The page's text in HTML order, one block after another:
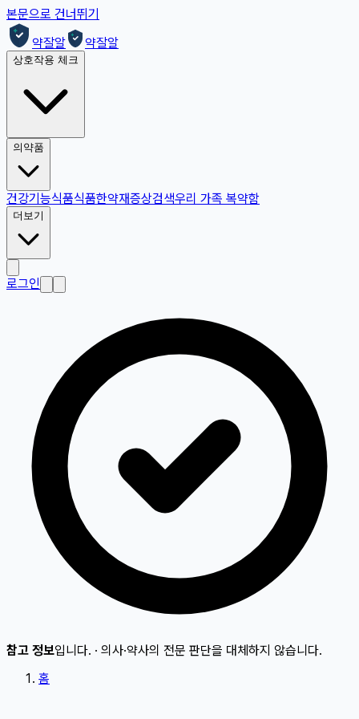
본문으로 건너뛰기
약잘알
약잘알
상호작용 체크
의약품
건강기능식품식품한약재증상검색우리 가족 복약함
더보기
로그인
참고 정보입니다. · 의사·약사의 전문 판단을 대체하지 않습니다.
홈